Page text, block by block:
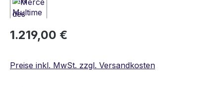
Regulärer Preis:
1.219,00 €
Preise inkl. MwSt. zzgl. Versandkosten